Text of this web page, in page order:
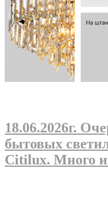
18.06.2026г.
бытовых
Citilux. Много